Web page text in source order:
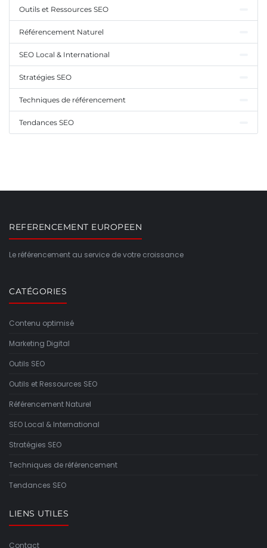
Outils et Ressources SEO
Référencement Naturel
SEO Local & International
Stratégies SEO
Techniques de référencement
Tendances SEO
REFERENCEMENT EUROPEEN
Le référencement au service de votre croissance
CATÉGORIES
Contenu optimisé
Marketing Digital
Outils SEO
Outils et Ressources SEO
Référencement Naturel
SEO Local & International
Stratégies SEO
Techniques de référencement
Tendances SEO
LIENS UTILES
Contact